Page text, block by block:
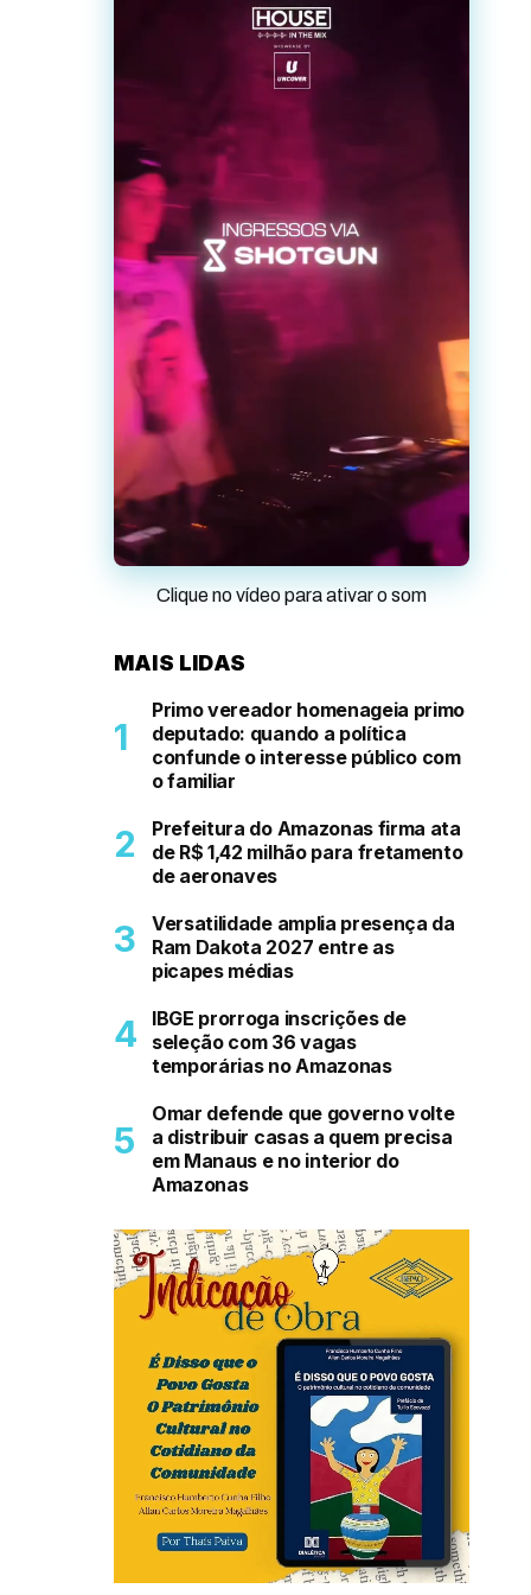
Clique no vídeo para ativar o som
MAIS LIDAS
Primo vereador homenageia primo
deputado: quando a política
confunde o interesse público com
o familiar
Prefeitura do Amazonas firma ata
de R$ 1,42 milhão para fretamento
de aeronaves
Versatilidade amplia presença da
Ram Dakota 2027 entre as
picapes médias
IBGE prorroga inscrições de
seleção com 36 vagas
temporárias no Amazonas
Omar defende que governo volte
a distribuir casas a quem precisa
em Manaus e no interior do
Amazonas